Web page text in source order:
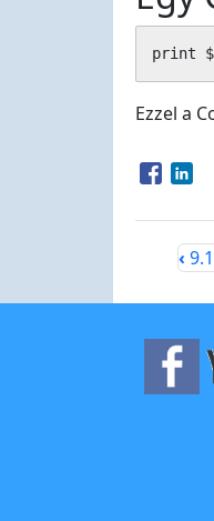
print
Ezzel a
Opens
‹